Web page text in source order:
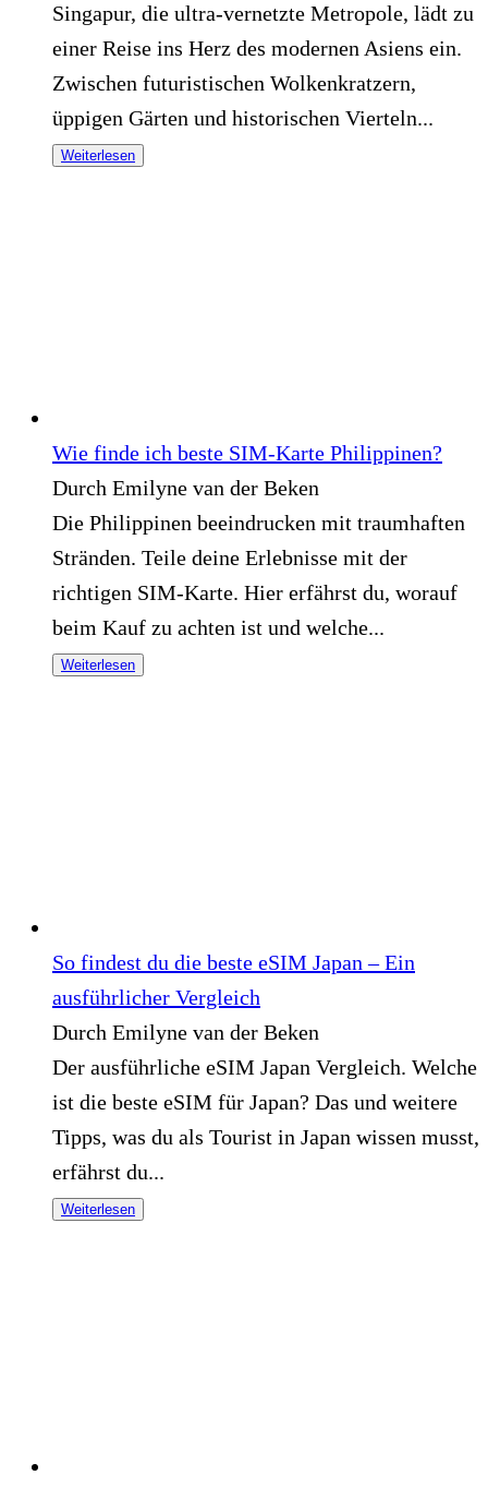
Singapur, die ultra-vernetzte Metropole, lädt zu
einer Reise ins Herz des modernen Asiens ein.
Zwischen futuristischen Wolkenkratzern,
üppigen Gärten und historischen Vierteln...
Weiterlesen
Wie finde ich beste SIM-Karte Philippinen?
Durch Emilyne van der Beken
Die Philippinen beeindrucken mit traumhaften
Stränden. Teile deine Erlebnisse mit der
richtigen SIM-Karte. Hier erfährst du, worauf
beim Kauf zu achten ist und welche...
Weiterlesen
So findest du die beste eSIM Japan – Ein
ausführlicher Vergleich
Durch Emilyne van der Beken
Der ausführliche eSIM Japan Vergleich. Welche
ist die beste eSIM für Japan? Das und weitere
Tipps, was du als Tourist in Japan wissen musst,
erfährst du...
Weiterlesen